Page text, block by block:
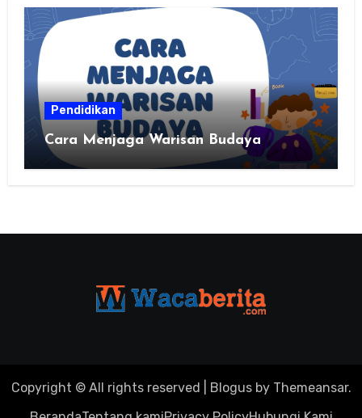
Pendidikan
Cara Menjaga Warisan Budaya
Copyright © All rights reserved Blogusby Themeansar.